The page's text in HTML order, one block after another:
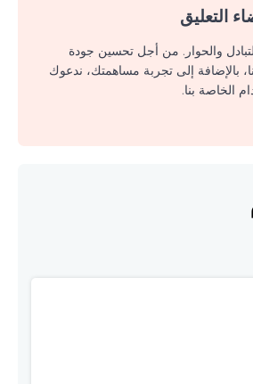
التعليق
والحوار. من أجل تحسين جودة
بالإضافة إلى تجربة مساهمتك، ندعوك
الخاصة بنا.